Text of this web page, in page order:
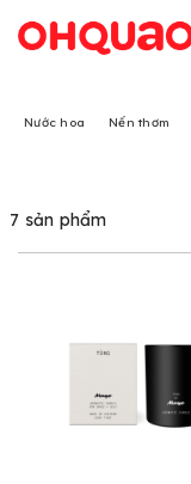
Nước hoa Nến thơm
7 sản phẩm